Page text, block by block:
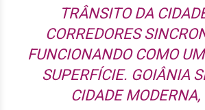
TRÂNSITO DA
CORREDORES
FUNCIONANDO COMO
SUPERFÍCIE. GOIÂNIA
CIDADE MODERNA,